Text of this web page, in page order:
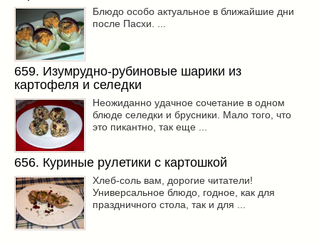
Блюдо особо актуальное в ближайшие дни
после Пасхи. ...
659. Изумрудно-рубиновые шарики из
картофеля и селедки
Неожиданно удачное сочетание в одном
блюде селедки и брусники. Мало того, что
это пикантно, так еще ...
656. Куриные рулетики с картошкой
Хлеб-соль вам, дорогие читатели!
Универсальное блюдо, годное, как для
праздничного стола, так и для ...